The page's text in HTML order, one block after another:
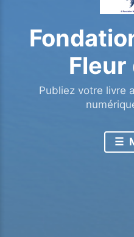
Fleur
Publiez votre livre